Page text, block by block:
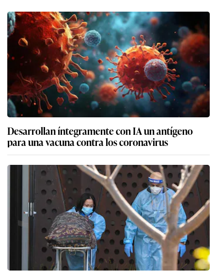
Desarrollan íntegramente con IA un antígeno
para una vacuna contra los coronavirus